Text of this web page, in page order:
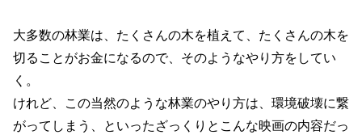
大多数の林業は、たくさんの木を植えて、たくさんの木を
切ることがお金になるので、そのようなやり方をしてい
く。
けれど、この当然のような林業のやり方は、環境破壊に繋
がってしまう、といったざっくりとこんな映画の内容だっ